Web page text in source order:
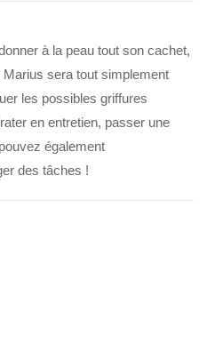
à la peau tout son cachet,
sera tout simplement
les possibles griffures
en entretien, passer une
également
des tâches !